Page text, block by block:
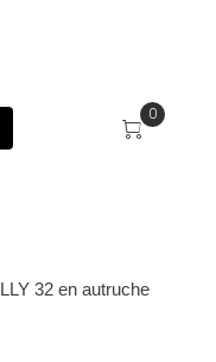
0
32 en autruche